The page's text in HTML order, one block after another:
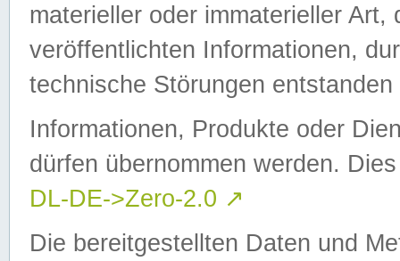
materieller oder immaterieller
veröffentlichten Informationen,
technische Störungen
Informationen, Produkte oder
dürfen übernommen werden.
DL-DE->Zero-2.0 ↗
Die bereitgestellten Daten und